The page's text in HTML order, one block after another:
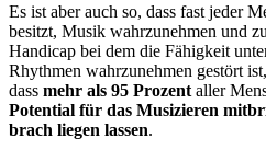
Es ist aber auch so, dass fast jeder
besitzt, Musik wahrzunehmen und
Handicap bei dem die Fähigkeit
Rhythmen wahrzunehmen gestört
dass mehr als 95 Prozent aller
Potential für das Musizieren
brach liegen lassen.